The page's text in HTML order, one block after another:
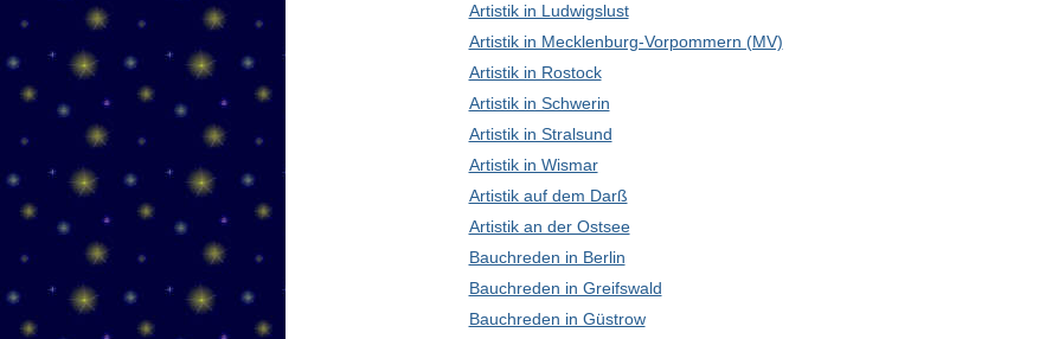
Artistik in Ludwigslust
Artistik in Mecklenburg-Vorpommern (MV)
Artistik in Rostock
Artistik in Schwerin
Artistik in Stralsund
Artistik in Wismar
Artistik auf dem Darß
Artistik an der Ostsee
Bauchreden in Berlin
Bauchreden in Greifswald
Bauchreden in Güstrow